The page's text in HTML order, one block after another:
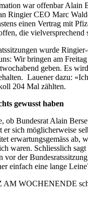
war offenbar
Ringier CEO Marc
einen Vertrag mit
die vielversprechend
wurde
Wir bringen am
geben. Es
Lauener dazu:
204 Mal zählten.
gewusst haben
ob Bundesrat Alain
sich möglicherweise
erwartungsgemäss
waren. Schliesslich
vor der
einfach eine lange
WOCHENENDE